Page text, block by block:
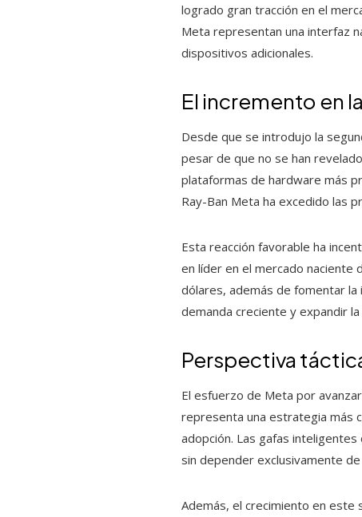
logrado gran tracción en el
Meta representan una interfaz
dispositivos adicionales.
El incremento en
Desde que se introdujo la
pesar de que no se han
plataformas de hardware más
Ray-Ban Meta ha excedido las
Esta reacción favorable ha
en líder en el mercado naciente
dólares, además de fomentar la
demanda creciente y expandir
Perspectiva
El esfuerzo de Meta por
representa una estrategia más
adopción. Las gafas
sin depender exclusivamente
Además, el crecimiento en